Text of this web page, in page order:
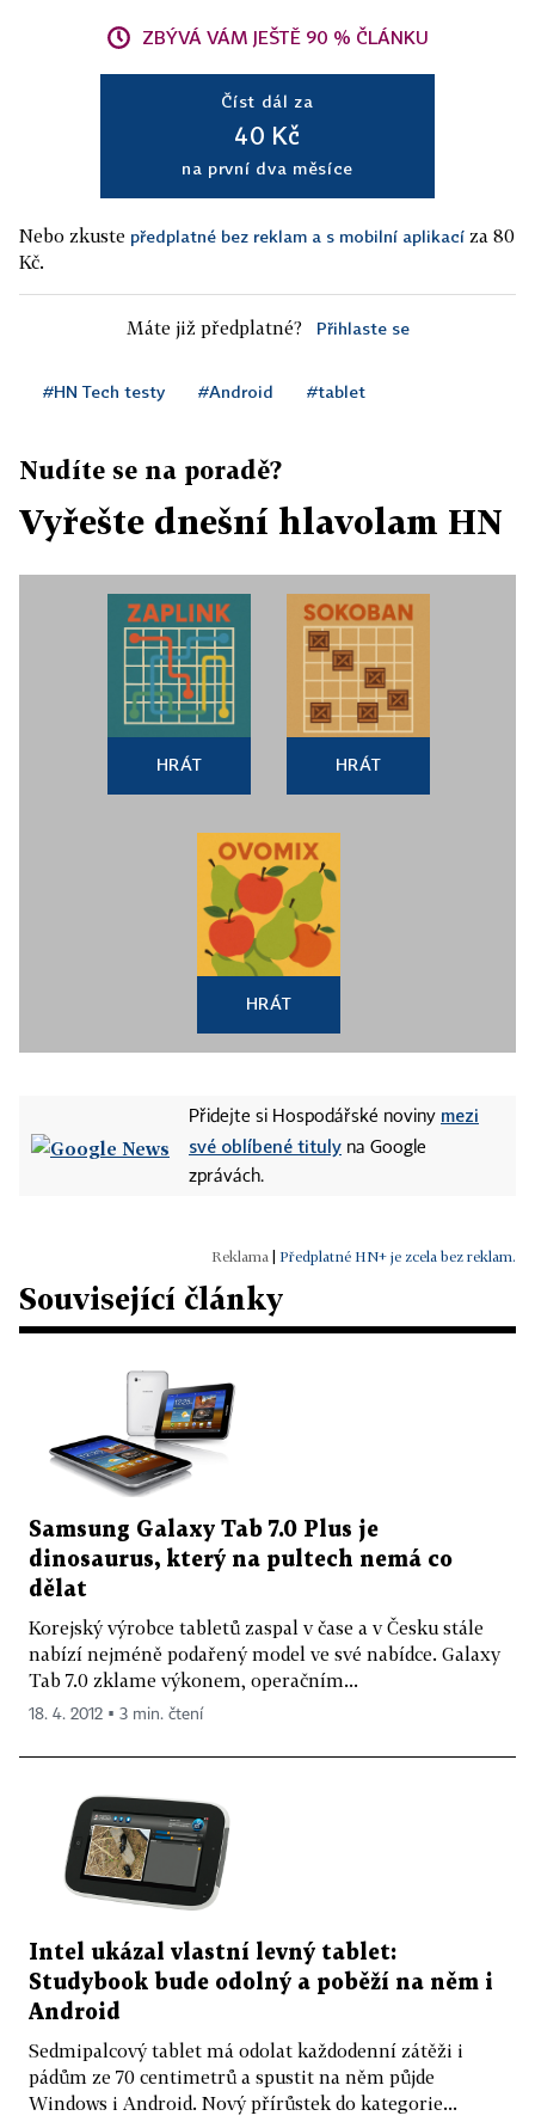
ZBÝVÁ VÁM JEŠTĚ 90 % ČLÁNKU
Číst dál za
40 Kč
na první dva měsíce
Nebo zkuste předplatné bez reklam a s mobilní aplikací za 80
Kč.
Máte již předplatné? Přihlaste se
#HN Tech testy #Android #tablet
Nudíte se na poradě?
Vyřešte dnešní hlavolam HN
HRÁT HRÁT
HRÁT
Přidejte si Hospodářské noviny mezi
své oblíbené tituly na Google
zprávách.
Předplatné HN+ je zcela bez reklam.
Související články
Samsung Galaxy Tab 7.0 Plus je
dinosaurus, který na pultech nemá co
dělat
Korejský výrobce tabletů zaspal v čase a v Česku stále
nabízí nejméně podařený model ve své nabídce. Galaxy
Tab 7.0 zklame výkonem, operačním...
18. 4. 2012 ▪ 3 min. čtení
Intel ukázal vlastní levný tablet:
Studybook bude odolný a poběží na něm i
Android
Sedmipalcový tablet má odolat každodenní zátěži i
pádům ze 70 centimetrů a spustit na něm půjde
Windows i Android. Nový přírůstek do kategorie...